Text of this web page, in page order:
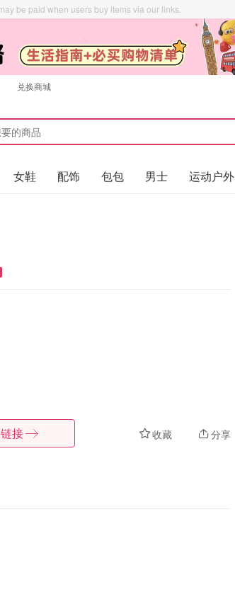
be paid when users buy items via our links.
兑换商城
女鞋 配饰 包包 男士 运动户外
收藏 分享
接